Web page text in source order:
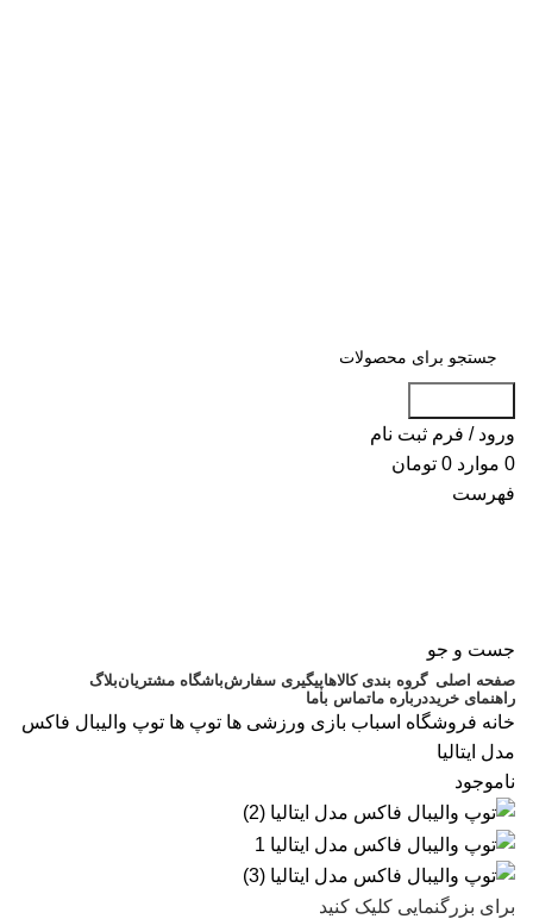
ورود / فرم ثبت نام
0 موارد 0 تومان
فهرست
جست و جو
صفحه اصلی گروه بندی کالاهاپیگیری سفارشباشگاه مشتریانبلاگ
راهنمای خریددرباره ماتماس باما
خانه فروشگاه اسباب بازی ورزشی ها توپ ها توپ والیبال فاکس
مدل ایتالیا
ناموجود
برای بزرگنمایی کلیک کنید